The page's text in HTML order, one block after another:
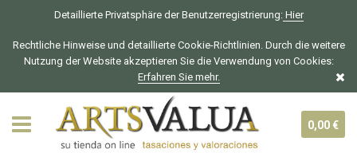
Detaillierte Privatsphäre der Benutzerregistrierung:Hier
Rechtliche Hinweise und detaillierte Cookie-Richtlinien. Durch die weitere
Nutzung der Website akzeptieren Sie die Verwendung von Cookies:
Erfahren Sie mehr.
0,00 €